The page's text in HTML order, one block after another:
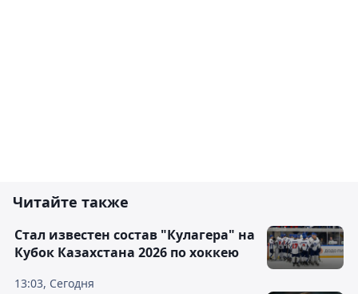
Читайте также
13:03, Сегодня
Стал известен состав "Кулагера" на
Кубок Казахстана 2026 по хоккею